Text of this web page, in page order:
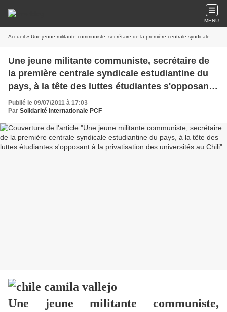
MENU
Accueil » Une jeune militante communiste, secrétaire de la première centrale syndicale estudiantine du pays, à la tête des luttes étudiantes s'opposant à la privatisation des universités au Chili
Une jeune militante communiste, secrétaire de
la première centrale syndicale estudiantine du
pays, à la tête des luttes étudiantes s'opposant
à la privatisation des universités au Chili
Publié le 09/07/2011 à 17:03
Par Solidarité Internationale PCF
Une jeune militante communiste,